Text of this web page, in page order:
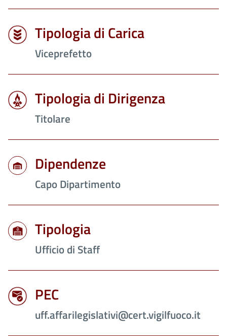
Tipologia di Carica
Viceprefetto
Tipologia di Dirigenza
Titolare
Dipendenze
Capo Dipartimento
Tipologia
Ufficio di Staff
PEC
uff.affarilegislativi@cert.vigilfuoco.it